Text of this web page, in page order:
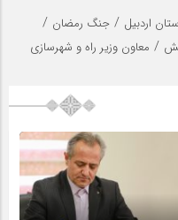
اردبیل / جنگ رمضان /
/ معاون وزیر راه و شهرسازی